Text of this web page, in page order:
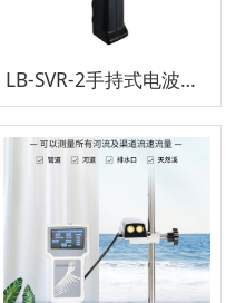
LB-SVR-2手持式电波流速仪